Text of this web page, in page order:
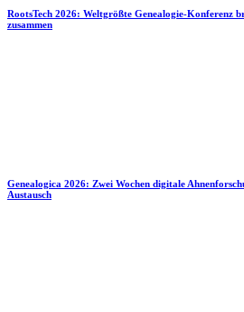
RootsTech 2026: Weltgrößte Genealogie-Konferenz
zusammen
Genealogica 2026: Zwei Wochen digitale
Austausch